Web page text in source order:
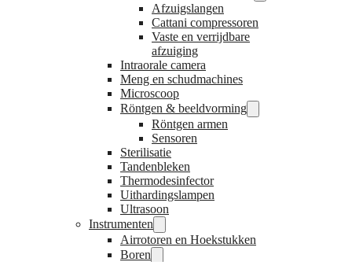
Afzuigslangen
Cattani compressoren
Vaste en verrijdbare
afzuiging
Intraorale camera
Meng en schudmachines
Microscoop
Röntgen & beeldvorming
Röntgen armen
Sensoren
Sterilisatie
Tandenbleken
Thermodesinfector
Uithardingslampen
Ultrasoon
Instrumenten
Airrotoren en Hoekstukken
Boren